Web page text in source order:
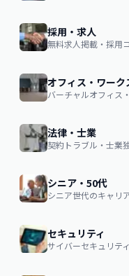
採用・求人
無料求人掲載・採用
オフィス・ワーク
バーチャルオフィス
法律・士業
契約トラブル・士業
シニア・50代
シニア世代のキャリ
セキュリティ
サイバーセキュリテ